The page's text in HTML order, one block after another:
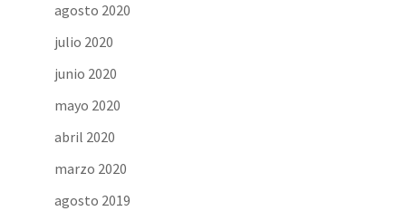
agosto 2020
julio 2020
junio 2020
mayo 2020
abril 2020
marzo 2020
agosto 2019